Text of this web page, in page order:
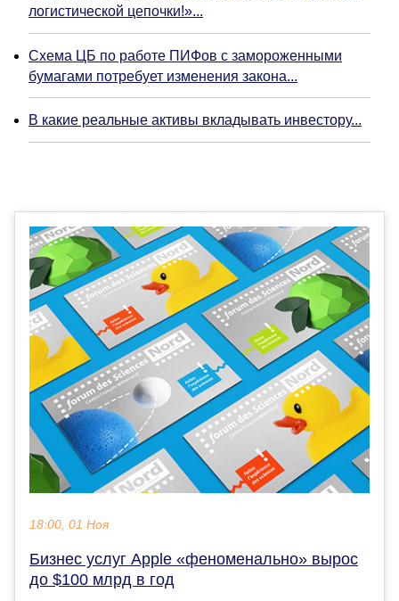
логистической цепочки!»...
Схема ЦБ по работе ПИФов с замороженными
бумагами потребует изменения закона...
В какие реальные активы вкладывать инвестору...
18:00, 01 Ноя
Бизнес услуг Apple «феноменально» вырос
до $100 млрд в год